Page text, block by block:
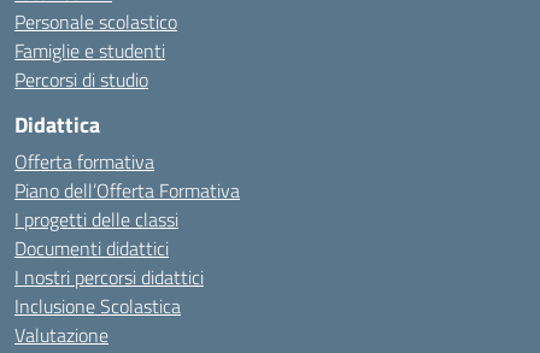
Personale scolastico
Famiglie e studenti
Percorsi di studio
Didattica
Offerta formativa
Piano dell’Offerta Formativa
I progetti delle classi
Documenti didattici
I nostri percorsi didattici
Inclusione Scolastica
Valutazione